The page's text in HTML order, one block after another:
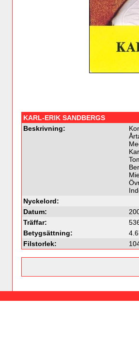
KARL-ERIK SANDBERGS
Beskrivning:
Nyckelord:
Datum:
Träffar:
Betygsättning:
Filstorlek: